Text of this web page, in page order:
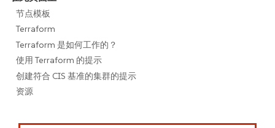
节点模板
Terraform
Terraform 是如何工作的？
使用 Terraform 的提示
创建符合 CIS 基准的集群的提示
资源